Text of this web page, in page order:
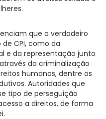
que o verdadeiro
CPI, como da
e da representação junto
da criminalização
humanos, dentre os
Autoridades que
tipo de perseguição
a direitos, de forma